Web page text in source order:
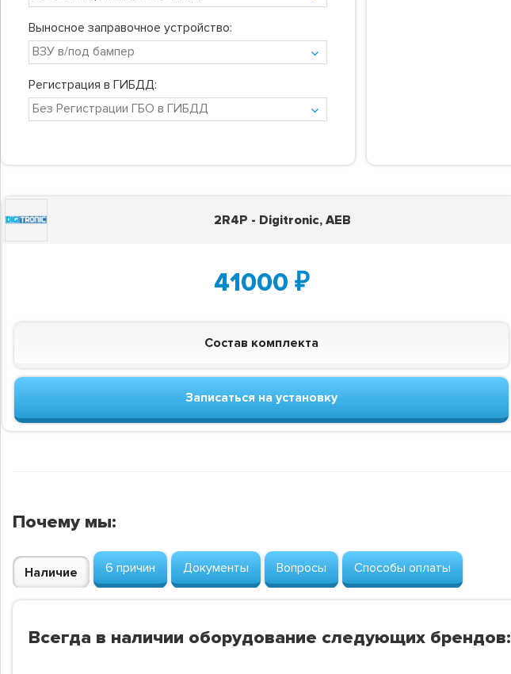
Выносное заправочное устройство:
Регистрация в ГИБДД:
2R4P - Digitronic, AEB
41000 ₽
Состав комплекта
Записаться на установку
Почему мы:
Наличие 6 причин Документы Вопросы Способы оплаты
Всегда в наличии оборудование следующих брендов: